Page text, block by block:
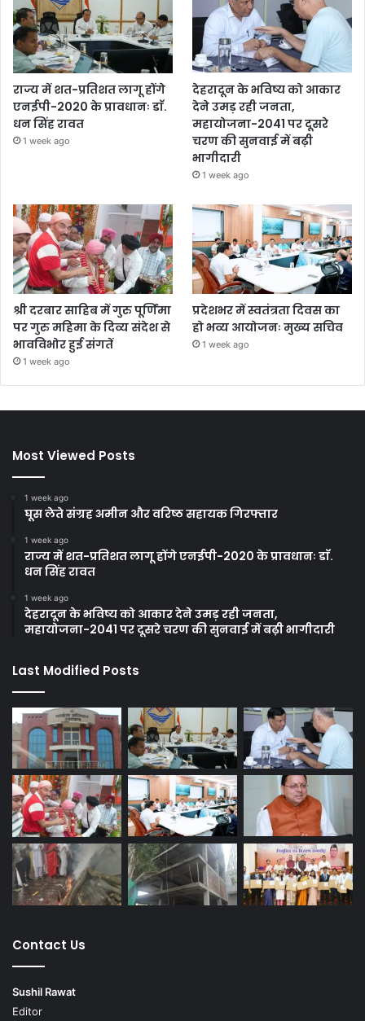
राज्य में शत-प्रतिशत लागू होंगे
एनईपी-2020 के प्रावधानः डाॅ.
धन सिंह रावत
1 week ago
देहरादून के भविष्य को आकार
देने उमड़ रही जनता,
महायोजना-2041 पर दूसरे
चरण की सुनवाई में बढ़ी
भागीदारी
1 week ago
श्री दरबार साहिब में गुरु पूर्णिमा
पर गुरु महिमा के दिव्य संदेश से
भावविभोर हुई संगतें
1 week ago
प्रदेशभर में स्वतंत्रता दिवस का
हो भव्य आयोजनः मुख्य सचिव
1 week ago
Most Viewed Posts
1 week ago
घूस लेते संग्रह अमीन और वरिष्ठ सहायक गिरफ्तार
1 week ago
राज्य में शत-प्रतिशत लागू होंगे एनईपी-2020 के प्रावधानः डाॅ.
धन सिंह रावत
1 week ago
देहरादून के भविष्य को आकार देने उमड़ रही जनता,
महायोजना-2041 पर दूसरे चरण की सुनवाई में बढ़ी भागीदारी
Last Modified Posts
Contact Us
Sushil Rawat
Editor